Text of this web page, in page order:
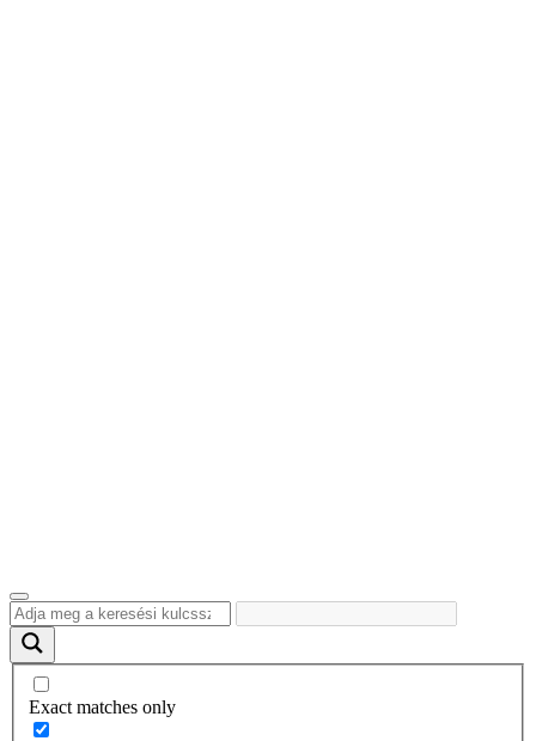
Exact matches only